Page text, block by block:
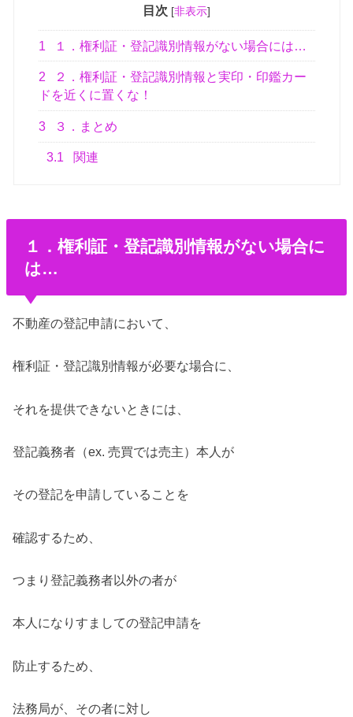
目次 [非表示]
1 １．権利証・登記識別情報がない場合には…
2
２．権利証・登記識別情報と実印・印鑑カー
ドを近くに置くな！
3 ３．まとめ
3.1 関連
１．権利証・登記識別情報がない場合に
は…
不動産の登記申請において、
権利証・登記識別情報が必要な場合に、
それを提供できないときには、
登記義務者（ex. 売買では売主）本人が
その登記を申請していることを
確認するため、
つまり登記義務者以外の者が
本人になりすましての登記申請を
防止するため、
法務局が、その者に対し